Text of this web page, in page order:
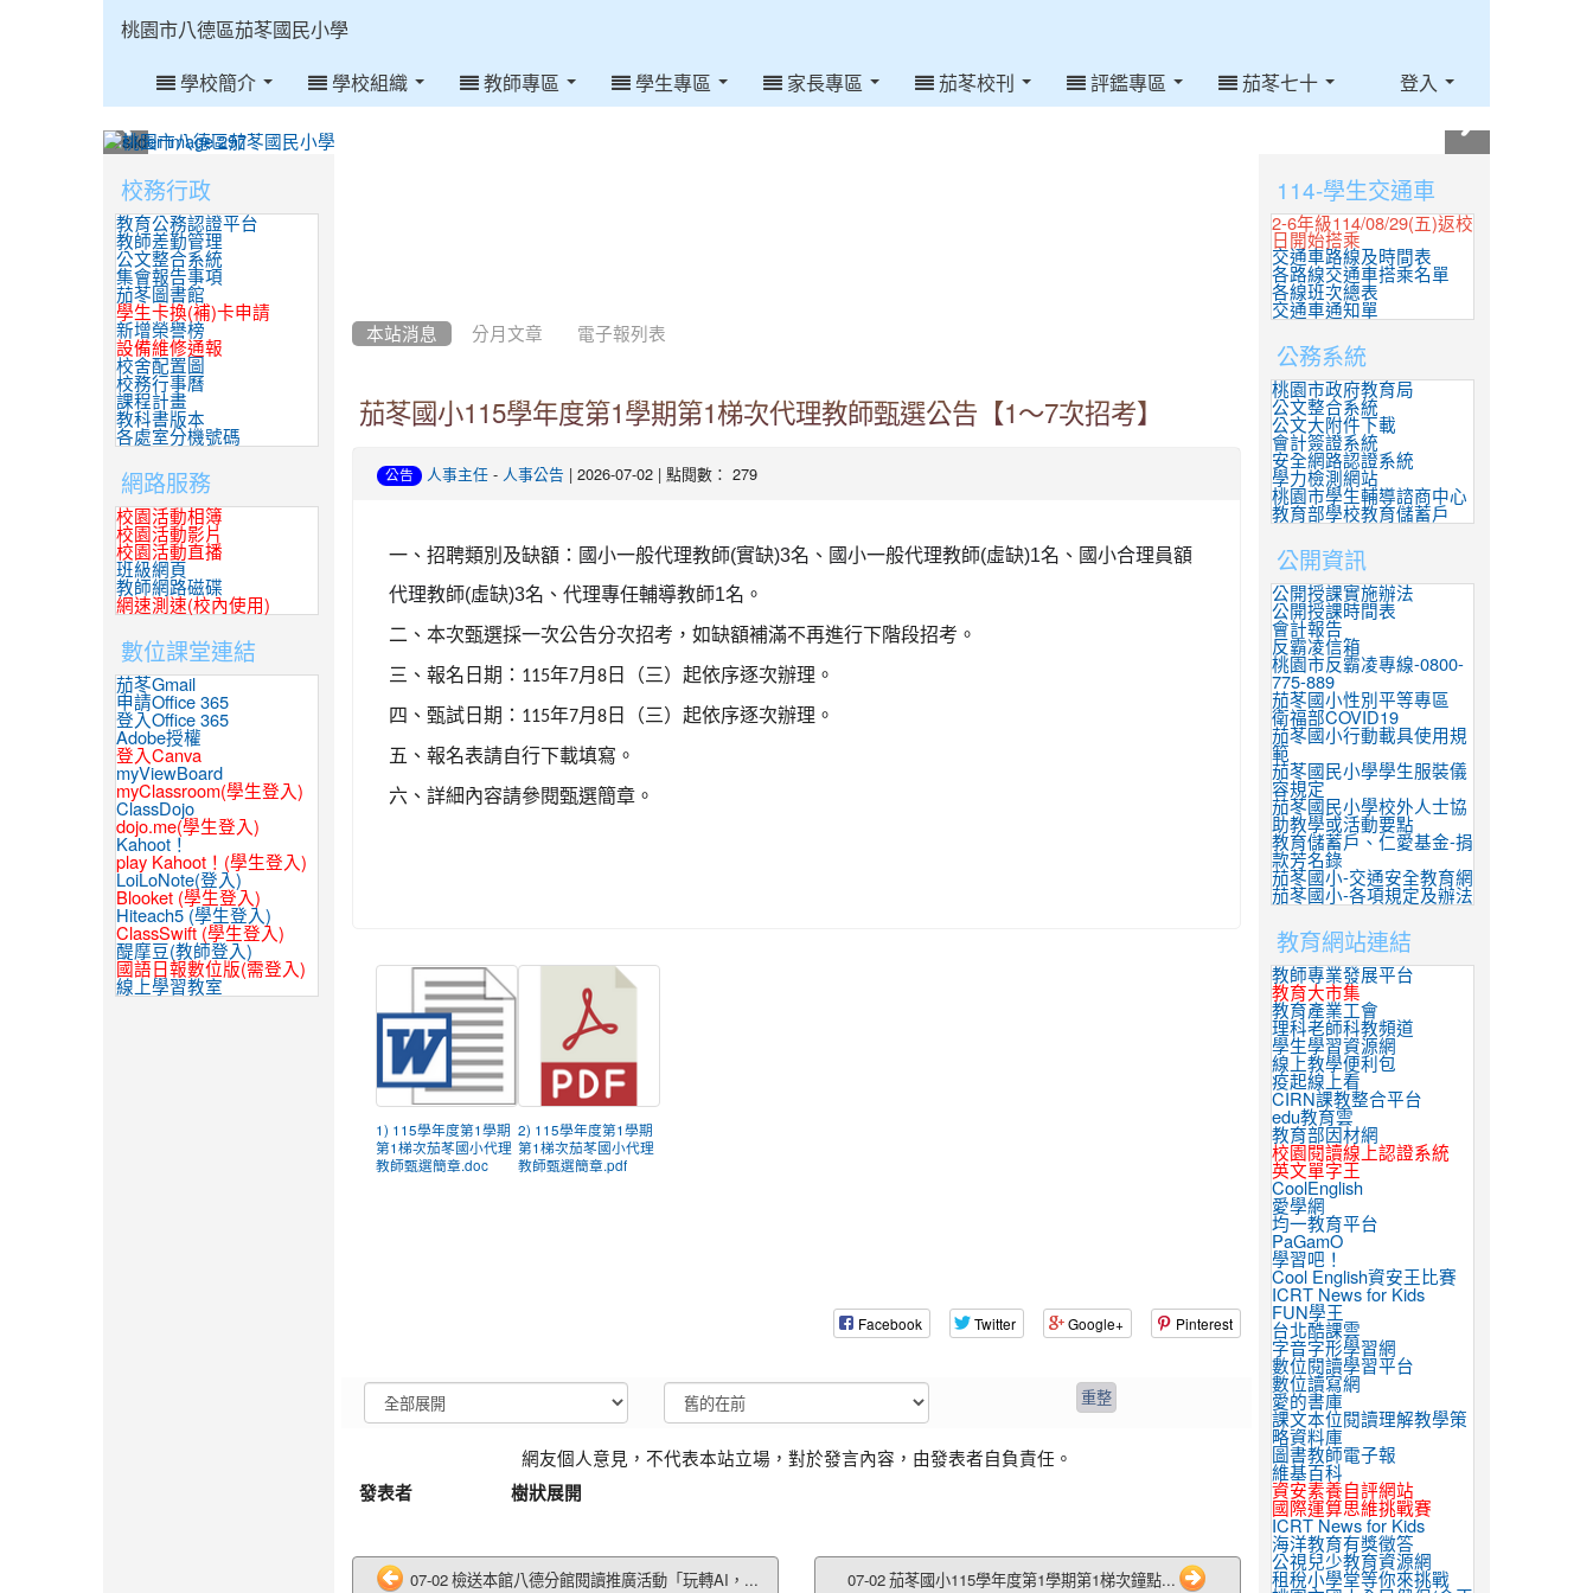
桃園市八德區茄苳國民小學
學校簡介 學校組織 教師專區 學生專區 家長專區 茄苳校刊 評鑑專區 茄苳七十 登入
本站消息 分月文章 電子報列表
茄苳國小115學年度第1學期第1梯次代理教師甄選公告【1～7次招考】
公告 人事主任 - 人事公告 | 2026-07-02 | 點閱數： 279
一、招聘類別及缺額： 國小一般代理教師(實缺)3名、國小一般代理教師(虛缺)1名、國小合理員額
代理教師(虛缺)3名、代理專任輔導教師1名。
二、本次甄選採一次公告分次招考，如缺額補滿不再進行下階段招考。
三、報名日期： 115年7月 8 日（三）起依序逐次辦理。
四、甄試日期： 115年7月 8 日（三）起依序逐次辦理。
五、報名表請自行下載填寫。
六、詳細內容請參閱甄選簡章。
1) 115學年度第1學期
第1梯次茄苳國小代理
教師甄選簡章.doc
2) 115學年度第1學期
第1梯次茄苳國小代理
教師甄選簡章.pdf
Facebook Twitter Google+ Pinterest
網友個人意見，不代表本站立場，對於發言內容，由發表者自負責任。
發表者
樹狀展開
07-02 檢送本館八德分館閱讀推廣活動「玩轉AI，... 07-02 茄苳國小115學年度第1學期第1梯次鐘點...
:::
校務行政
教育公務認證平台
教師差勤管理
公文整合系統
集會報告事項
茄苳圖書館
學生卡換(補)卡申請
新增榮譽榜
設備維修通報
校舍配置圖
校務行事曆
課程計畫
教科書版本
各處室分機號碼
網路服務
校園活動相簿
校園活動影片
校園活動直播
班級網頁
教師網路磁碟
網速測速(校內使用)
數位課堂連結
茄苳Gmail
申請Office 365
登入Office 365
Adobe授權
登入Canva
myViewBoard
myClassroom(學生登入)
ClassDojo
dojo.me(學生登入)
Kahoot！
play Kahoot！(學生登入)
LoiLoNote(登入)
Blooket (學生登入)
Hiteach5 (學生登入)
ClassSwift (學生登入)
醍摩豆(教師登入)
國語日報數位版(需登入)
線上學習教室
114-學生交通車
2-6年級114/08/29(五)返校
日開始搭乘
交通車路線及時間表
各路線交通車搭乘名單
各線班次總表
交通車通知單
公務系統
桃園市政府教育局
公文整合系統
公文大附件下載
會計簽證系統
安全網路認證系統
學力檢測網站
桃園市學生輔導諮商中心
教育部學校教育儲蓄戶
公開資訊
公開授課實施辦法
公開授課時間表
會計報告
反霸凌信箱
桃園市反霸凌專線-0800-
775-889
茄苳國小性別平等專區
衛福部COVID19
茄苳國小行動載具使用規
範
茄苳國民小學學生服裝儀
容規定
茄苳國民小學校外人士協
助教學或活動要點
教育儲蓄戶、仁愛基金-捐
款芳名錄
茄苳國小-交通安全教育網
茄苳國小-各項規定及辦法
教育網站連結
教師專業發展平台
教育大市集
教育產業工會
理科老師科教頻道
學生學習資源網
線上教學便利包
疫起線上看
CIRN課教整合平台
edu教育雲
教育部因材網
校園閱讀線上認證系統
英文單字王
CoolEnglish
愛學網
均一教育平台
PaGamO
學習吧！
Cool English資安王比賽
ICRT News for Kids
FUN學王
台北酷課雲
字音字形學習網
數位閱讀學習平台
數位讀寫網
愛的書庫
課文本位閱讀理解教學策
略資料庫
圖書教師電子報
維基百科
資安素養自評網站
國際運算思維挑戰賽
ICRT News for Kids
海洋教育有獎徵答
公視兒少教育資源網
租稅小學堂等你來挑戰